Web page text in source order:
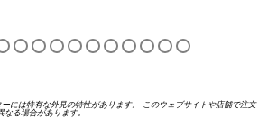
には特有な外見の特性があります。 このウェブサイトや店舗で注文
る場合があります。